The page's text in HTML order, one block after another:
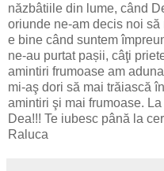
năzbâtiile din lume, când
oriunde ne-am decis noi
e bine când suntem
ne-au purtat pașii, câţi
amintiri frumoase am
mi-aş dori să mai trăiască
amintiri şi mai frumoase.
Dea!!! Te iubesc până la
Raluca